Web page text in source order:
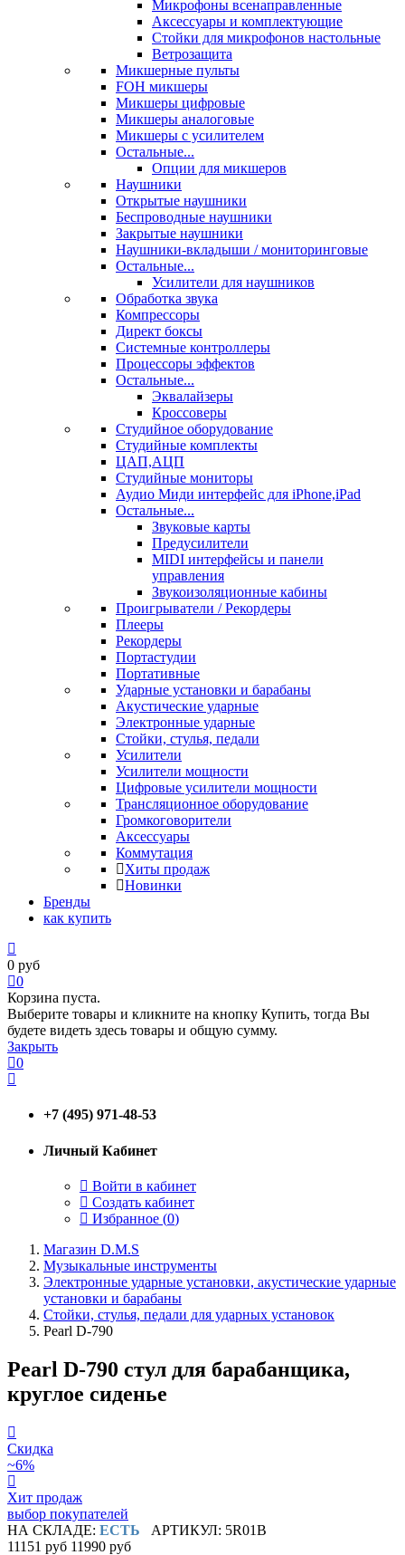
Микрофоны всенаправленные
Аксессуары и комплектующие
Стойки для микрофонов настольные
Ветрозащита
Микшерные пульты
FOH микшеры
Микшеры цифровые
Микшеры аналоговые
Микшеры с усилителем
Остальные...
Опции для микшеров
Наушники
Открытые наушники
Беспроводные наушники
Закрытые наушники
Наушники-вкладыши / мониторинговые
Остальные...
Усилители для наушников
Обработка звука
Компрессоры
Директ боксы
Системные контроллеры
Процессоры эффектов
Остальные...
Эквалайзеры
Кроссоверы
Студийное оборудование
Студийные комплекты
ЦАП,АЦП
Студийные мониторы
Аудио Миди интерфейс для iPhone,iPad
Остальные...
Звуковые карты
Предусилители
MIDI интерфейсы и панели
управления
Звукоизоляционные кабины
Проигрыватели / Рекордеры
Плееры
Рекордеры
Портастудии
Портативные
Ударные установки и барабаны
Акустические ударные
Электронные ударные
Стойки, стулья, педали
Усилители
Усилители мощности
Цифровые усилители мощности
Трансляционное оборудование
Громкоговорители
Аксессуары
Коммутация
Хиты продаж
Новинки
Бренды
как купить
0 руб
0
Корзина пуста.
Выберите товары и кликните на кнопку Купить, тогда Вы
будете видеть здесь товары и общую сумму.
Закрыть
0
+7 (495) 971-48-53
Личный Кабинет
Войти в кабинет
Создать кабинет
Избранное (0)
Магазин D.M.S
Музыкальные инструменты
Электронные ударные установки, акустические ударные
установки и барабаны
Стойки, стулья, педали для ударных установок
Pearl D-790
Pearl D-790 стул для барабанщика,
круглое сиденье
Скидка
~6%
Хит продаж
выбор покупателей
НА СКЛАДЕ: ЕСТЬ АРТИКУЛ: 5R01B
11151 руб 11990 руб